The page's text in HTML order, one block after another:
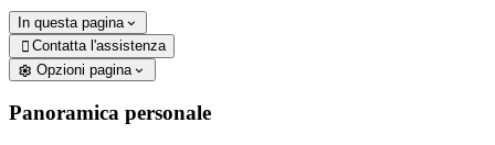
In questa pagina
 Contatta l'assistenza
Opzioni pagina
Panoramica personale